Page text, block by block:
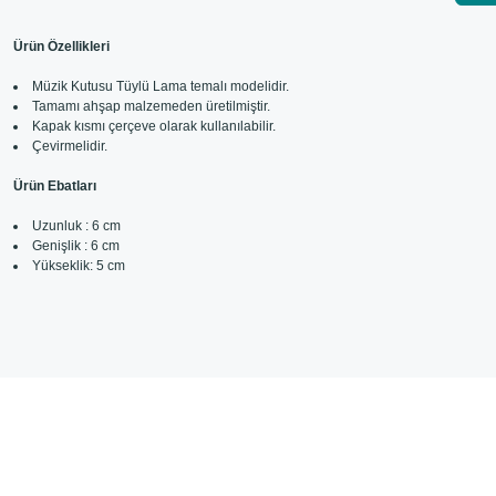
Ürün Özellikleri
Müzik Kutusu Tüylü Lama temalı modelidir.
Tamamı ahşap malzemeden üretilmiştir.
Kapak kısmı çerçeve olarak kullanılabilir.
Çevirmelidir.
Ürün Ebatları
Uzunluk : 6 cm
Genişlik : 6 cm
Yükseklik: 5 cm